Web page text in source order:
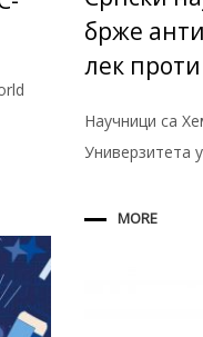
брже
лек
Научници са
Универзитета
MORE